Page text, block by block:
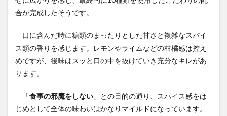
合が完成したそうです。
口に含んだ時に糖類のまったりとした甘さと複雑なスパイ
ス類の香りを感じます。レモンやライムなどの柑橘感は控え
めですが、後味はスッと口の中を抜けていき充分なキレがあ
ります。
「食事の邪魔をしない 」との目的の通り、スパイス感をは
じめとして全体の味わいはかなりマイルドになっています。